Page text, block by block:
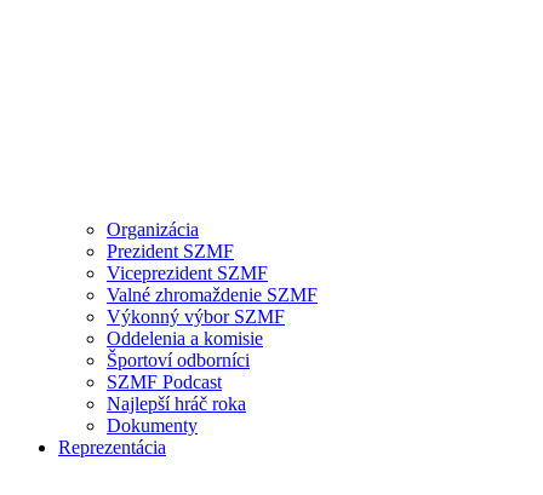
Organizácia
Prezident SZMF
Viceprezident SZMF
Valné zhromaždenie SZMF
Výkonný výbor SZMF
Oddelenia a komisie
Športoví odborníci
SZMF Podcast
Najlepší hráč roka
Dokumenty
Reprezentácia